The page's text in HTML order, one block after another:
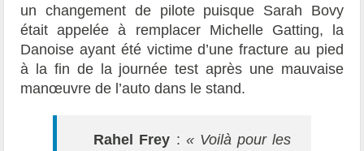
un changement de pilote puisque Sarah Bovy
était appelée à remplacer Michelle Gatting, la
Danoise ayant été victime d’une fracture au pied
à la fin de la journée test après une mauvaise
manœuvre de l’auto dans le stand.
Rahel Frey : « Voilà pour les